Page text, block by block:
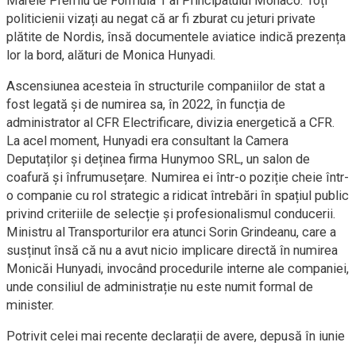
politicienii vizați au negat că ar fi zburat cu jeturi private
plătite de Nordis, însă documentele aviatice indică prezența
lor la bord, alături de Monica Hunyadi.
Ascensiunea acesteia în structurile companiilor de stat a
fost legată și de numirea sa, în 2022, în funcția de
administrator al CFR Electrificare, divizia energetică a CFR.
La acel moment, Hunyadi era consultant la Camera
Deputaților și deținea firma Hunymoo SRL, un salon de
coafură și înfrumusețare. Numirea ei într-o poziție cheie într-
o companie cu rol strategic a ridicat întrebări în spațiul public
privind criteriile de selecție și profesionalismul conducerii.
Ministru al Transporturilor era atunci Sorin Grindeanu, care a
susținut însă că nu a avut nicio implicare directă în numirea
Monicăi Hunyadi, invocând procedurile interne ale companiei,
unde consiliul de administrație nu este numit formal de
minister.
Potrivit celei mai recente declarații de avere, depusă în iunie